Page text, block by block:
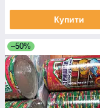
Купити
–50%